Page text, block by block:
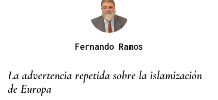
Fernando Ramos
La advertencia repetida sobre la islamización
de Europa